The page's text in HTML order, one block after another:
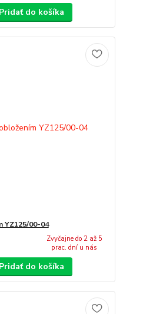
Pridať do košíka
YZ125/00-04
Zvyčajne do 2 až 5
prac. dní u nás
Pridať do košíka